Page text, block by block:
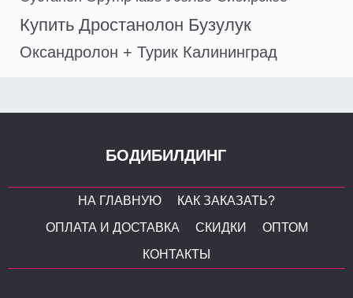
Купить Дростанолон Бузулук
Оксандролон + Турик Калининград
БОДИБИЛДИНГ
НА ГЛАВНУЮ
КАК ЗАКАЗАТЬ?
ОПЛАТА И ДОСТАВКА
СКИДКИ
ОПТОМ
КОНТАКТЫ